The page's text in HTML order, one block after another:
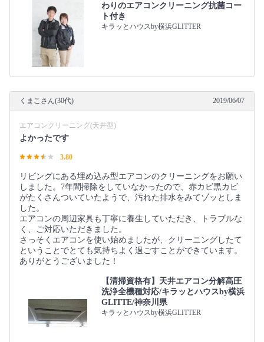
わりのエアコンクリーニング抗菌コー
ト付き
キラッとハウスby横浜GLITTER
くまこさん(30代) 2019/06/07
エアコンクリーニング(天井型)
よかったです
3.80
リビングにある埋め込み型エアコンのクリーニングをお願い
しました。7年間掃除をしていなかったので、赤カビ黒カビ
がたくさんついていたようで、汚れた排水をみてゾッとしま
した。
エアコンの周辺家具も丁寧に養生していただき、トラブルな
く、ご対応いただきました。
さっそくエアコンを使い始めましたが、クリーニングしたて
ということでとても気持ちよく過ごすことができています。
ありがとうございました！
【清掃資格有】天井エアコン分解高圧
洗浄全機種対応/キラッとハウスby横浜
GLITTE/神奈川県
キラッとハウスby横浜GLITTER